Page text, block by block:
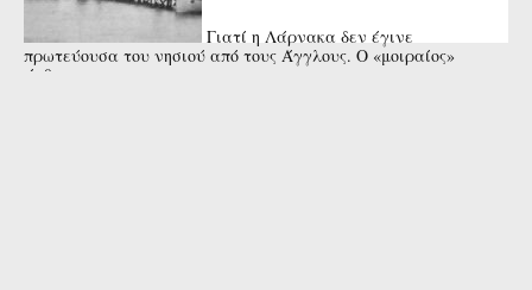
Γιατί η Λάρνακα δεν έγινε
πρωτεύουσα του νησιού από τους Άγγλους. Ο «μοιραίος»
άνθρωπος